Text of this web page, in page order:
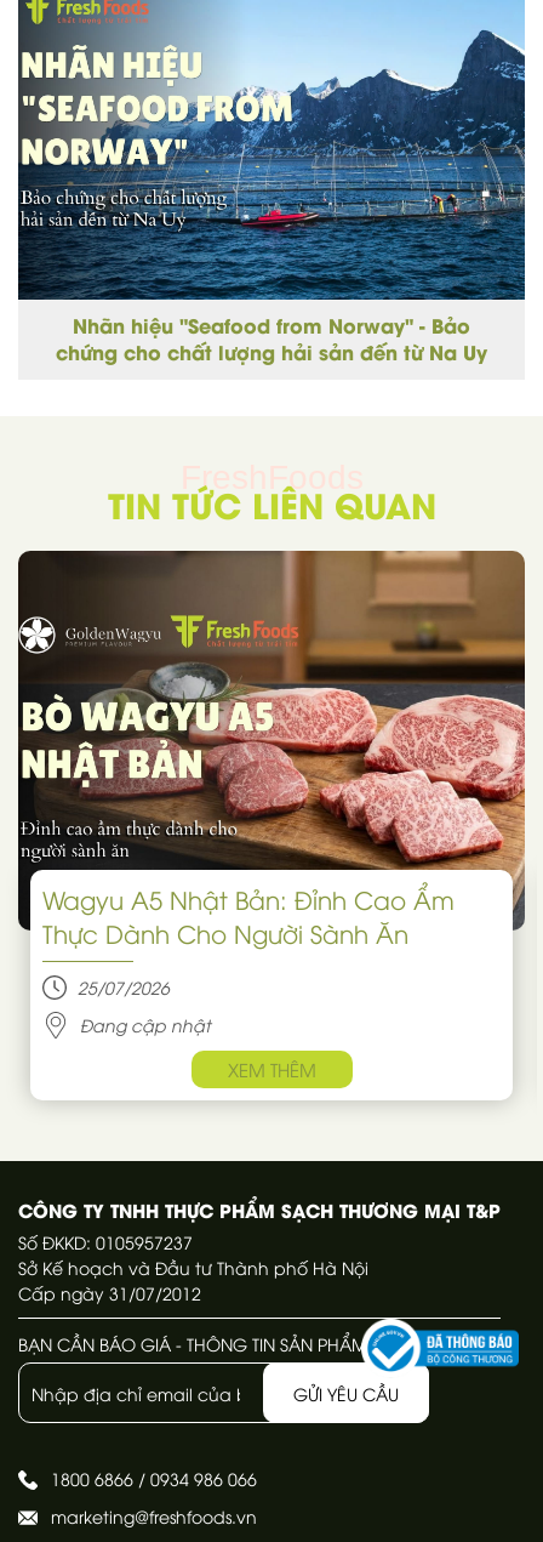
Nhãn hiệu "Seafood from Norway" - Bảo
chứng cho chất lượng hải sản đến từ Na Uy
FreshFoods
TIN TỨC LIÊN QUAN
Wagyu A5 Nhật Bản: Đỉnh Cao Ẩm
Thực Dành Cho Người Sành Ăn
25/07/2026
Đang cập nhật
XEM THÊM
CÔNG TY TNHH THỰC PHẨM SẠCH THƯƠNG MẠI T&P
Số ĐKKD: 0105957237
Sở Kế hoạch và Đầu tư Thành phố Hà Nội
Cấp ngày 31/07/2012
BẠN CẦN BÁO GIÁ - THÔNG TIN SẢN PHẨM
GỬI YÊU CẦU
1800 6866 / 0934 986 066
marketing@freshfoods.vn